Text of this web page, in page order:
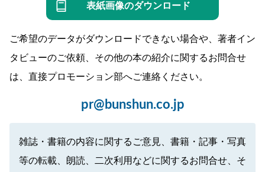
表紙画像のダウンロード
ご希望のデータがダウンロードできない場合や、著者イン
タビューのご依頼、その他の本の紹介に関するお問合せ
は、直接プロモーション部へご連絡ください。
pr@bunshun.co.jp
雑誌・書籍の内容に関するご意見、書籍・記事・写真
等の転載、朗読、二次利用などに関するお問合せ、そ